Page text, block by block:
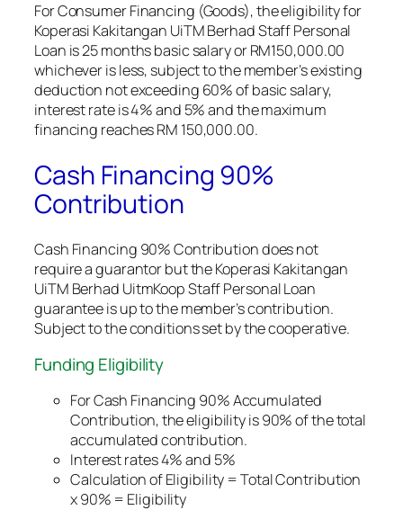
For Consumer Financing (Goods), the eligibility for
Koperasi Kakitangan UiTM Berhad Staff Personal
Loan is 25 months basic salary or RM150,000.00
whichever is less, subject to the member’s existing
deduction not exceeding 60% of basic salary,
interest rate is 4% and 5% and the maximum
financing reaches RM 150,000.00.
Cash Financing 90%
Contribution
Cash Financing 90% Contribution does not
require a guarantor but the Koperasi Kakitangan
UiTM Berhad UitmKoop Staff Personal Loan
guarantee is up to the member’s contribution.
Subject to the conditions set by the cooperative.
Funding Eligibility
For Cash Financing 90% Accumulated
Contribution, the eligibility is 90% of the total
accumulated contribution.
Interest rates 4% and 5%
Calculation of Eligibility = Total Contribution
x 90% = Eligibility